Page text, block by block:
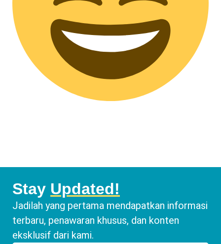
Stay Updated!
Jadilah yang pertama mendapatkan informasi
terbaru, penawaran khusus, dan konten
eksklusif dari kami.